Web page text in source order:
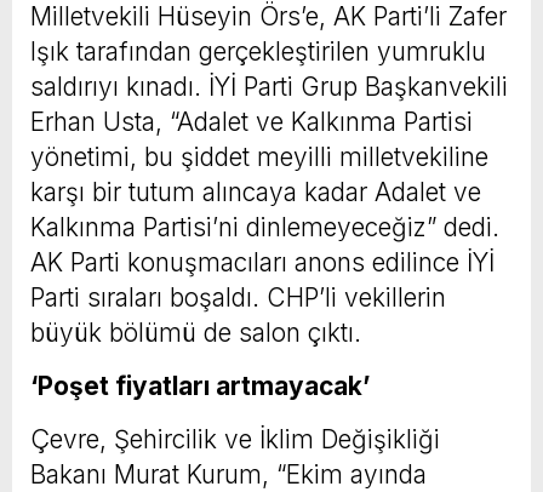
Milletvekili Hüseyin Örs’e, AK Parti’li Zafer
Işık tarafından gerçekleştirilen yumruklu
saldırıyı kınadı. İYİ Parti Grup Başkanvekili
Erhan Usta, “Adalet ve Kalkınma Partisi
yönetimi, bu şiddet meyilli milletvekiline
karşı bir tutum alıncaya kadar Adalet ve
Kalkınma Partisi’ni dinlemeyeceğiz” dedi.
AK Parti konuşmacıları anons edilince İYİ
Parti sıraları boşaldı. CHP’li vekillerin
büyük bölümü de salon çıktı.
‘Poşet fiyatları artmayacak’
Çevre, Şehircilik ve İklim Değişikliği
Bakanı Murat Kurum, “Ekim ayında